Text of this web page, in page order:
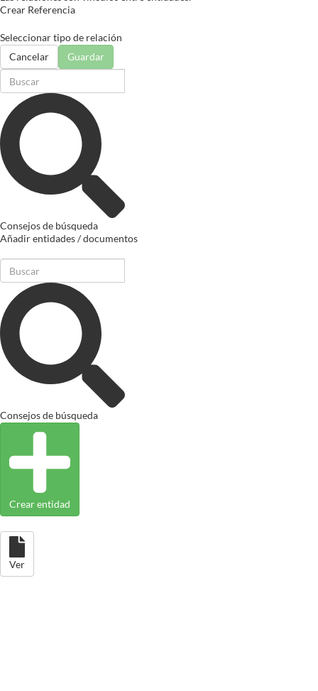
Crear Referencia
Seleccionar tipo de relación
Cancelar
Guardar
Consejos de búsqueda
Añadir entidades / documentos
Consejos de búsqueda
Crear entidad
Ver